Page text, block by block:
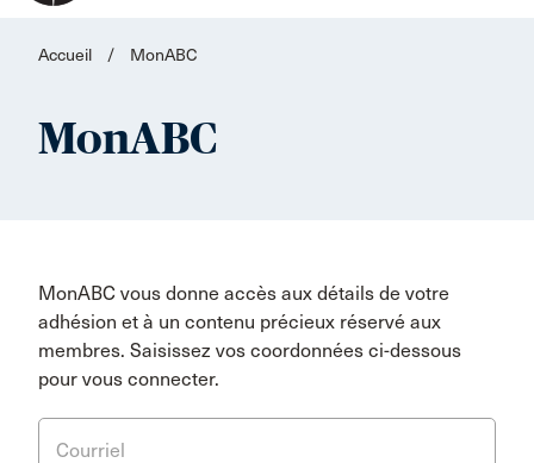
Accueil / MonABC
MonABC
MonABC vous donne accès aux détails de votre
adhésion et à un contenu précieux réservé aux
membres. Saisissez vos coordonnées ci-dessous
pour vous connecter.
Courriel